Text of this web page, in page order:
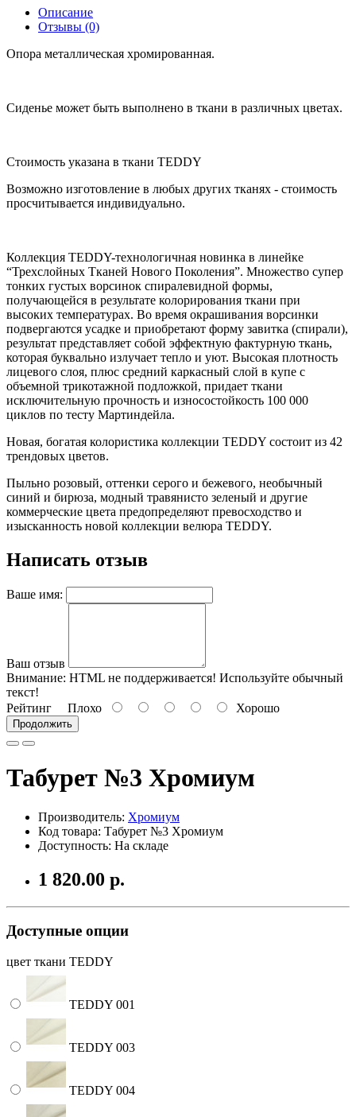
Описание
Отзывы (0)
Опора металлическая хромированная.
Сиденье может быть выполнено в ткани в различных цветах.
Стоимость указана в ткани TEDDY
Возможно изготовление в любых других тканях - стоимость
просчитывается индивидуально.
Коллекция TEDDY-технологичная новинка в линейке
“Трехслойных Тканей Нового Поколения”. Множество супер
тонких густых ворсинок спиралевидной формы,
получающейся в результате колорирования ткани при
высоких температурах. Во время окрашивания ворсинки
подвергаются усадке и приобретают форму завитка (спирали),
результат представляет собой эффектную фактурную ткань,
которая буквально излучает тепло и уют. Высокая плотность
лицевого слоя, плюс средний каркасный слой в купе с
объемной трикотажной подложкой, придает ткани
исключительную прочность и износостойкость 100 000
циклов по тесту Мартиндейла.
Новая, богатая колористика коллекции TEDDY состоит из 42
трендовых цветов.
Пыльно розовый, оттенки серого и бежевого, необычный
синий и бирюза, модный травянисто зеленый и другие
коммерческие цвета предопределяют превосходство и
изысканность новой коллекции велюра TEDDY.
Написать отзыв
Ваше имя:
Ваш отзыв
Внимание: HTML не поддерживается! Используйте обычный
текст!
Рейтинг Плохо Хорошо
Продолжить
Табурет №3 Хромиум
Производитель: Хромиум
Код товара: Табурет №3 Хромиум
Доступность: На складе
1 820.00 р.
Доступные опции
цвет ткани TEDDY
TEDDY 001
TEDDY 003
TEDDY 004